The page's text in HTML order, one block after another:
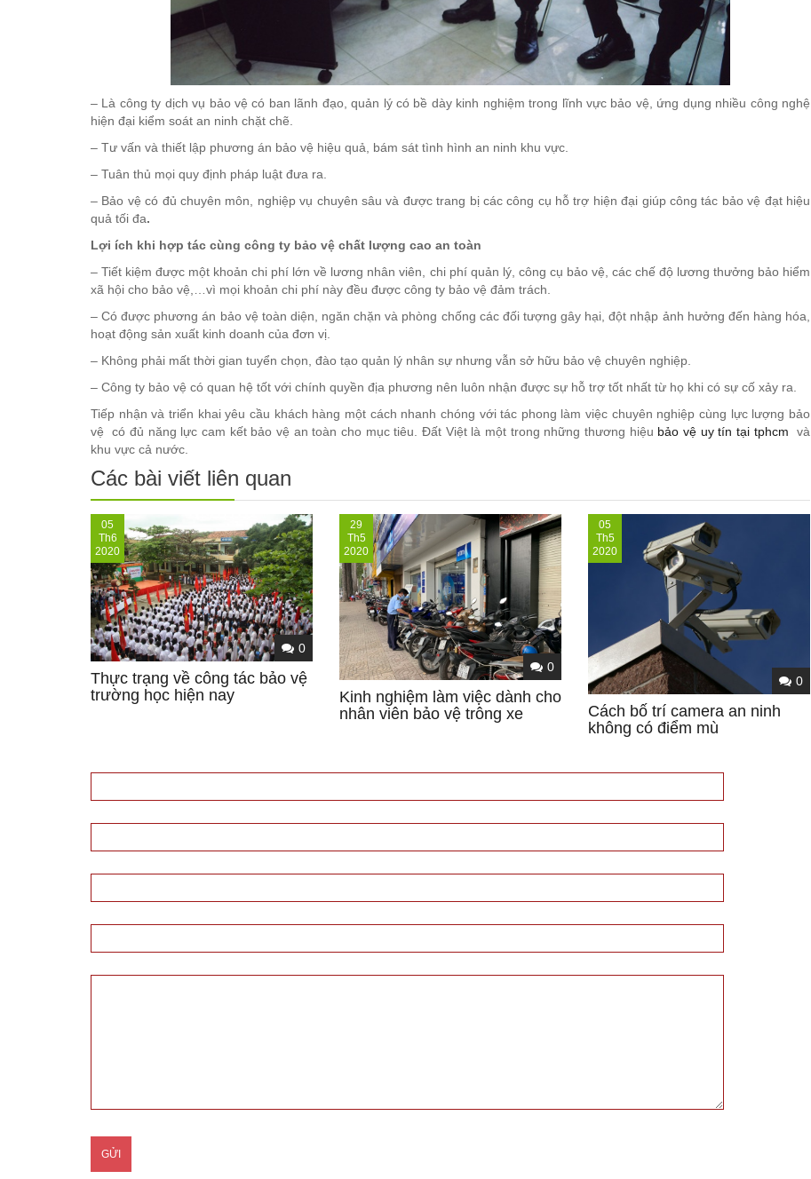
– Là công ty dịch vụ bảo vệ có ban lãnh đạo, quản lý có bề dày kinh nghiệm trong lĩnh vực bảo vệ, ứng dụng nhiều công nghệ
hiện đại kiểm soát an ninh chặt chẽ.
– Tư vấn và thiết lập phương án bảo vệ hiệu quả, bám sát tình hình an ninh khu vực.
– Tuân thủ mọi quy định pháp luật đưa ra.
– Bảo vệ có đủ chuyên môn, nghiệp vụ chuyên sâu và được trang bị các công cụ hỗ trợ hiện đại giúp công tác bảo vệ đạt hiệu
quả tối đa.
Lợi ích khi hợp tác cùng công ty bảo vệ chất lượng cao an toàn
– Tiết kiệm được một khoản chi phí lớn về lương nhân viên, chi phí quản lý, công cụ bảo vệ, các chế độ lương thưởng bảo hiểm
xã hội cho bảo vệ,…vì mọi khoản chi phí này đều được công ty bảo vệ đảm trách.
– Có được phương án bảo vệ toàn diện, ngăn chặn và phòng chống các đối tượng gây hại, đột nhập ảnh hưởng đến hàng hóa,
hoạt động sản xuất kinh doanh của đơn vị.
– Không phải mất thời gian tuyển chọn, đào tạo quản lý nhân sự nhưng vẫn sở hữu bảo vệ chuyên nghiệp.
– Công ty bảo vệ có quan hệ tốt với chính quyền địa phương nên luôn nhận được sự hỗ trợ tốt nhất từ họ khi có sự cố xảy ra.
Tiếp nhận và triển khai yêu cầu khách hàng một cách nhanh chóng với tác phong làm việc chuyên nghiệp cùng lực lượng bảo
vệ có đủ năng lực cam kết bảo vệ an toàn cho mục tiêu. Đất Việt là một trong những thương hiệu bảo vệ uy tín tại tphcm
và
khu vực cả nước.
Các bài viết liên quan
05
Th6
2020
0
Thực trạng về công tác bảo vệ
trường học hiện nay
29
Th5
2020
0
Kinh nghiệm làm việc dành cho
nhân viên bảo vệ trông xe
05
Th5
2020
0
Cách bố trí camera an ninh
không có điểm mù